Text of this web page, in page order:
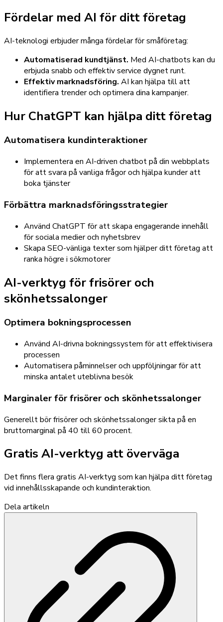
Fördelar med AI för ditt företag
AI-teknologi erbjuder många fördelar för småföretag:
Automatiserad kundtjänst. Med AI-chatbots kan du
erbjuda snabb och effektiv service dygnet runt.
Effektiv marknadsföring. AI kan hjälpa till att
identifiera trender och optimera dina kampanjer.
Hur ChatGPT kan hjälpa ditt företag
Automatisera kundinteraktioner
Implementera en AI-driven chatbot på din webbplats
för att svara på vanliga frågor och hjälpa kunder att
boka tjänster
Förbättra marknadsföringsstrategier
Använd ChatGPT för att skapa engagerande innehåll
för sociala medier och nyhetsbrev
Skapa SEO-vänliga texter som hjälper ditt företag att
ranka högre i sökmotorer
AI-verktyg för frisörer och
skönhetssalonger
Optimera bokningsprocessen
Använd AI-drivna bokningssystem för att effektivisera
processen
Automatisera påminnelser och uppföljningar för att
minska antalet uteblivna besök
Marginaler för frisörer och skönhetssalonger
Generellt bör frisörer och skönhetssalonger sikta på en
bruttomarginal på 40 till 60 procent.
Gratis AI-verktyg att överväga
Det finns flera gratis AI-verktyg som kan hjälpa ditt företag
vid innehållsskapande och kundinteraktion.
Dela artikeln